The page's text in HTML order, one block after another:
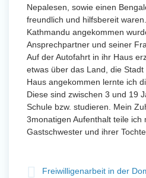
Nepalesen, sowie einen
freundlich und hilfsbereit
Kathmandu angekommen
Ansprechpartner und seiner
Auf der Autofahrt in ihr Haus
etwas über das Land, die
Haus angekommen lernte ich
Diese sind zwischen 3 und 19
Schule bzw. studieren. Mein
3monatigen Aufenthalt teile ich
Gastschwester und ihrer
Freiwilligenarbeit in der